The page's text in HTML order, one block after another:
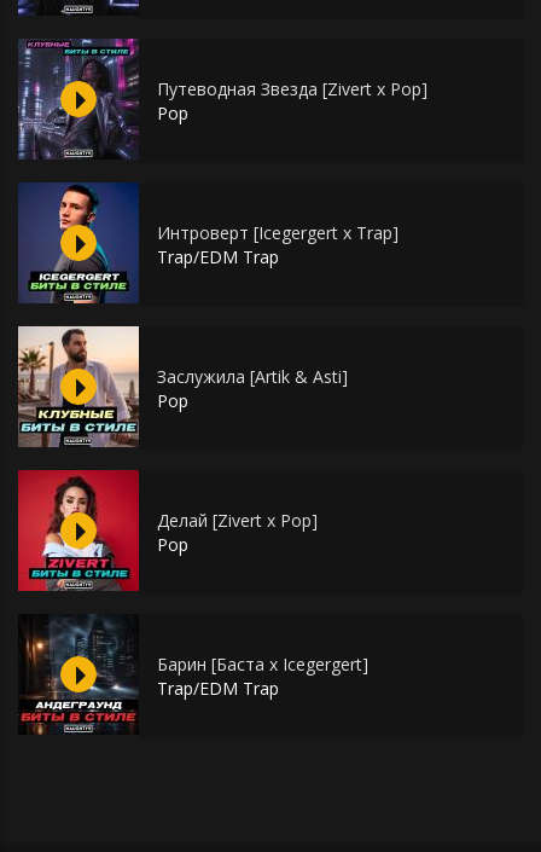
Путеводная Звезда [Zivert x Pop]
Pop
Интроверт [Icegergert x Trap]
Trap/EDM Trap
Заслужила [Artik & Asti]
Pop
Делай [Zivert x Pop]
Pop
Барин [Баста х Icegergert]
Trap/EDM Trap